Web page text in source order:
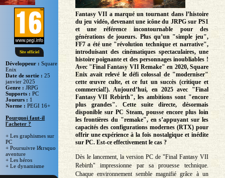
Site officiel
Développeur :Square
Enix
Date de sortie :25
janvier 2025
Genre :JRPG
Supports :PC
Joueurs : 1
Norme :PEGI 16+
Pourquoi faut-il
l'acheter ?
+ Les graphismes sur
PC
+ Poursuivre l&rsquo
aventure
+ Les héros
+ Le dynamisme
Fantasy VII a marqué un tournant dans l’histoire
du jeu vidéo, devenant une icône du JRPG sur PS1
et une référence incontournable pour des
générations de joueurs. Plus qu’un "simple jeu",
FF7 a été une "révolution technique et narrative",
introduisant des cinématiques spectaculaires, une
histoire poignante et des personnages inoubliables !
Avec "Final Fantasy VII Remake" en 2020, Square
Enix avait relevé le défi colossal de "moderniser"
cette œuvre culte, et ce fut un succès (critique et
commercial!). Aujourd’hui, en 2025 avec "Final
Fantasy VII Rebirth", les ambitions sont "encore
plus grandes". Cette suite directe, désormais
disponible sur PC Steam, pousse encore plus loin
les frontières du "remake", en s’appuyant sur les
capacités des configurations modernes (RTX) pour
offrir une expérience à la fois nostalgique et inédite
sur PC. Est-ce effectivement le cas ?
Dès le lancement, la version PC de "Final Fantasy VII
Rebirth" impressionne par sa prouesse technique.
Chaque environnement semble magnifié grâce à un